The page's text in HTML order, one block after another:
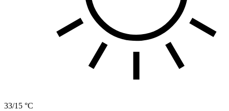
33/15 °C